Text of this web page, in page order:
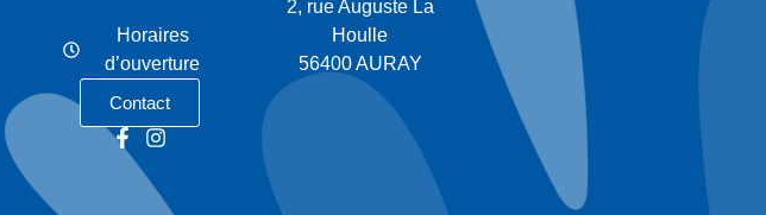
Horaires
d’ouverture
Contact
2, rue Auguste La
Houlle
56400 AURAY